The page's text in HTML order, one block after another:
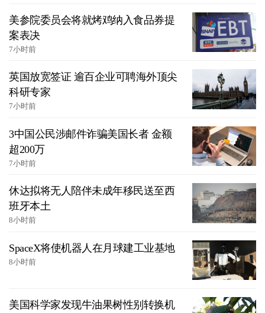
美参院委员会将就烤鸡纳入食品券提
案表决
7小时前
英国放宽签证 逾百企业可聘海外顶尖
科研专家
7小时前
3中国公民涉邮件诈骗美国长者 金额
超200万
7小时前
休达拟将无人陪伴未成年移民送至西
班牙本土
8小时前
SpaceX将使机器人在月球建工业基地
8小时前
美国科学家发现牛油果树性别转换机